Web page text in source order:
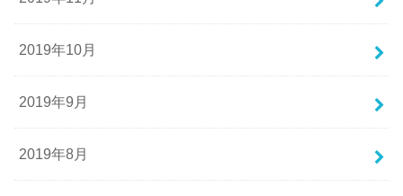
2019年10月
2019年9月
2019年8月